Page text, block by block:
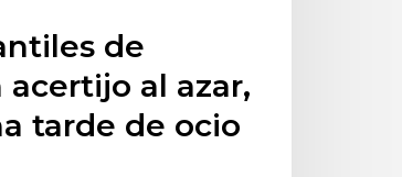
de
al azar,
tarde de ocio